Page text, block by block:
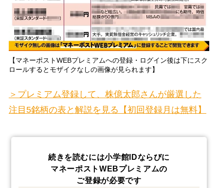
【マネーポストWEBプレミアムへの登録・ログイン後は下にスク
ロールするとモザイクなしの画像が見られます】
＞プレミアム登録して、株億太郎さんが厳選した
注目5銘柄の表と解説を見る【初回登録月は無料】
続きを読むには小学館IDならびに
マネーポストWEBプレミアムの
ご登録が必要です